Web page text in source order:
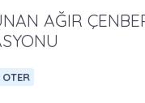
AĞIR